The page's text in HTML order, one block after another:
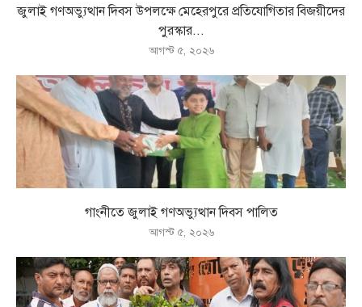
জুলাই গণঅভ্যুত্থান দিবস উপলক্ষে মেহেরপুরে প্রতিযোগিতার বিজয়ীদের
পুরস্কার...
আগস্ট ৫, ২০২৬
গাংনীতে জুলাই গণঅভ্যুত্থান দিবস পালিত
আগস্ট ৫, ২০২৬